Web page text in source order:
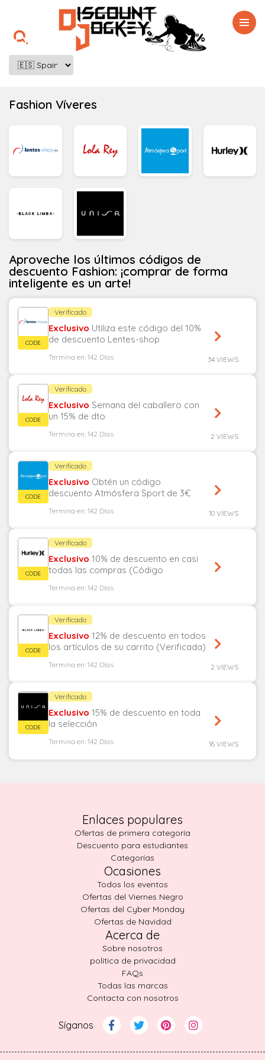

Fashion Víveres
Aproveche los últimos códigos de
descuento Fashion: ¡comprar de forma
inteligente es un arte!
Verificado
Exclusivo
de descuento Lentes-shop
Termina en: 142 Días 34 VIEWS
Verificado
Exclusivo
un 15% de dto
Termina en: 142 Días 2 VIEWS
Verificado
Exclusivo
descuento Atmósfera Sport de 3€
Termina en: 142 Días 10 VIEWS
Verificado
Exclusivo
todas las compras (Código
Termina en: 142 Días
Verificado
Exclusivo
los artículos de su carrito (Verificada)
Termina en: 142 Días 2 VIEWS
Verificado
Exclusivo
la selección
Termina en: 142 Días 16 VIEWS
Enlaces populares
Ofertas de primera categoría
Descuento para estudiantes
Categorías
Ocasiones
Todos los eventos
Ofertas del Viernes Negro
Ofertas del Cyber Monday
Ofertas de Navidad
Acerca de
Sobre nosotros
política de privacidad
FAQs
Todas las marcas
Contacta con nosotros
Síganos